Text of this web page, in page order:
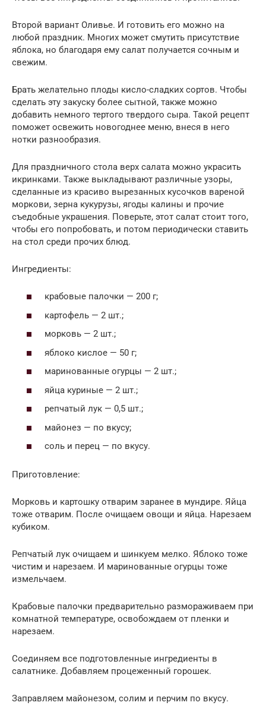
Второй вариант Оливье. И готовить его можно на
любой праздник. Многих может смутить присутствие
яблока, но благодаря ему салат получается сочным и
свежим.
Брать желательно плоды кисло-сладких сортов. Чтобы
сделать эту закуску более сытной, также можно
добавить немного тертого твердого сыра. Такой рецепт
поможет освежить новогоднее меню, внеся в него
нотки разнообразия.
Для праздничного стола верх салата можно украсить
икринками. Также выкладывают различные узоры,
сделанные из красиво вырезанных кусочков вареной
моркови, зерна кукурузы, ягоды калины и прочие
съедобные украшения. Поверьте, этот салат стоит того,
чтобы его попробовать, и потом периодически ставить
на стол среди прочих блюд.
Ингредиенты:
крабовые палочки — 200 г;
картофель — 2 шт.;
морковь — 2 шт.;
яблоко кислое — 50 г;
маринованные огурцы — 2 шт.;
яйца куриные — 2 шт.;
репчатый лук — 0,5 шт.;
майонез — по вкусу;
соль и перец — по вкусу.
Приготовление:
Морковь и картошку отварим заранее в мундире. Яйца
тоже отварим. После очищаем овощи и яйца. Нарезаем
кубиком.
Репчатый лук очищаем и шинкуем мелко. Яблоко тоже
чистим и нарезаем. И маринованные огурцы тоже
измельчаем.
Крабовые палочки предварительно размораживаем при
комнатной температуре, освобождаем от пленки и
нарезаем.
Соединяем все подготовленные ингредиенты в
салатнике. Добавляем процеженный горошек.
Заправляем майонезом, солим и перчим по вкусу.